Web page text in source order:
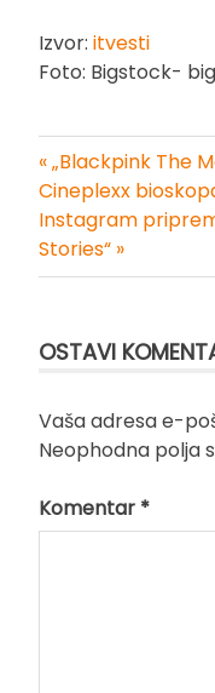
Izvor: itvesti
Foto: Bigstock-
Kretanje
članka
« „Blackpink The
Cineplexx
Instagram
Stories“ »
OSTAVI
Vaša adresa e-
Neophodna polja
Komentar *